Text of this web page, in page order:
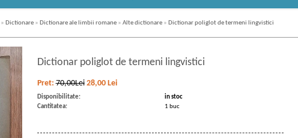
» Dictionare » Dictionare ale limbii romane » Alte dictionare » Dictionar poliglot de termeni lingvistici
Dictionar poliglot de termeni lingvistici
Pret:70,00Lei 28,00 Lei
Disponibilitate:
in stoc
Cantitatea:
1 buc